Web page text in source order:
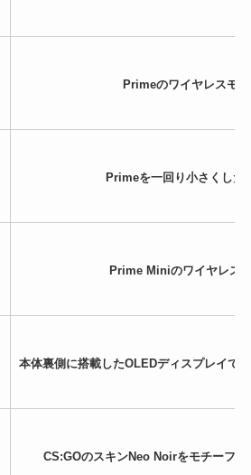
Primeのワイヤレスモ
Primeを一回り小さくした
Prime Miniのワイヤレス
本体裏側に搭載したOLEDディスプレイで
CS:GOのスキンNeo Noirをモチーフ